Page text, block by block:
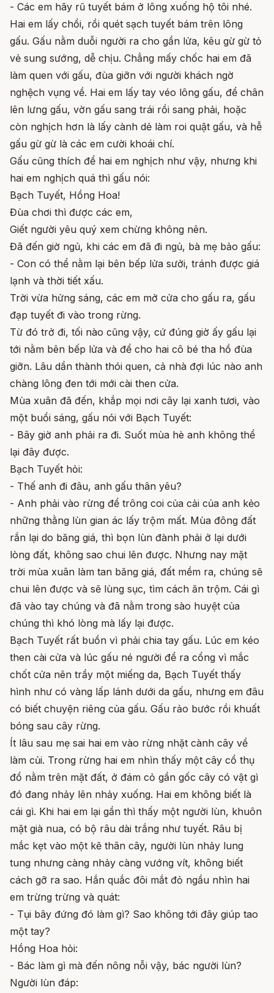
- Các em hãy rũ tuyết bám ở lông xuống hộ tôi nhé.
Hai em lấy chổi, rồi quét sạch tuyết bám trên lông
gấu. Gấu nằm duỗi người ra cho gần lửa, kêu gừ gừ tỏ
vẻ sung sướng, dễ chịu. Chẳng mấy chốc hai em đã
làm quen với gấu, đùa giỡn với người khách ngờ
nghệch vụng về. Hai em lấy tay véo lông gấu, để chân
lên lưng gấu, vờn gấu sang trái rồi sang phải, hoặc
còn nghịch hơn là lấy cành dẻ làm roi quật gấu, và hễ
gấu gừ gừ là các em cười khoái chí.
Gấu cũng thích để hai em nghịch như vậy, nhưng khi
hai em nghịch quá thì gấu nói:
Bạch Tuyết, Hồng Hoa!
Đùa chơi thì được các em,
Giết người yêu quý xem chừng không nên.
Đã đến giờ ngủ, khi các em đã đi ngủ, bà mẹ bảo gấu:
- Con có thể nằm lại bên bếp lửa sưởi, tránh được giá
lạnh và thời tiết xấu.
Trời vừa hửng sáng, các em mở cửa cho gấu ra, gấu
đạp tuyết đi vào trong rừng.
Từ đó trở đi, tối nào cũng vậy, cứ đúng giờ ấy gấu lại
tới nằm bên bếp lửa và để cho hai cô bé tha hồ đùa
giỡn. Lâu dần thành thói quen, cả nhà đợi lúc nào anh
chàng lông đen tới mới cài then cửa.
Mùa xuân đã đến, khắp mọi nơi cây lại xanh tươi, vào
một buổi sáng, gấu nói với Bạch Tuyết:
- Bây giờ anh phải ra đi. Suốt mùa hè anh không thể
lại đây được.
Bạch Tuyết hỏi:
- Thế anh đi đâu, anh gấu thân yêu?
- Anh phải vào rừng để trông coi của cải của anh kẻo
những thằng lùn gian ác lấy trộm mất. Mùa đông đất
rắn lại do băng giá, thì bọn lùn đành phải ở lại dưới
lòng đất, không sao chui lên được. Nhưng nay mặt
trời mùa xuân làm tan băng giá, đất mềm ra, chúng sẽ
chui lên được và sẽ lùng sục, tìm cách ăn trộm. Cái gì
đã vào tay chúng và đã nằm trong sào huyệt của
chúng thì khó lòng mà lấy lại được.
Bạch Tuyết rất buồn vì phải chia tay gấu. Lúc em kéo
then cài cửa và lúc gấu né người để ra cổng vì mắc
chốt cửa nên trầy một miếng da, Bạch Tuyết thấy
hình như có vàng lấp lánh dưới da gấu, nhưng em đâu
có biết chuyện riêng của gấu. Gấu rảo bước rồi khuất
bóng sau cây rừng.
Ít lâu sau mẹ sai hai em vào rừng nhặt cành cây về
làm củi. Trong rừng hai em nhìn thấy một cây cổ thụ
đổ nằm trên mặt đất, ở đám cỏ gần gốc cây có vật gì
đó đang nhảy lên nhảy xuống. Hai em không biết là
cái gì. Khi hai em lại gần thì thấy một người lùn, khuôn
mặt già nua, có bộ râu dài trắng như tuyết. Râu bị
mắc kẹt vào một kẽ thân cây, người lùn nhảy lung
tung nhưng càng nhảy càng vướng vít, không biết
cách gỡ ra sao. Hắn quắc đôi mắt đỏ ngầu nhìn hai
em trừng trừng và quát:
- Tụi bây đứng đó làm gì? Sao không tới đây giúp tao
một tay?
Hồng Hoa hỏi:
- Bác làm gì mà đến nông nỗi vậy, bác người lùn?
Người lùn đáp: